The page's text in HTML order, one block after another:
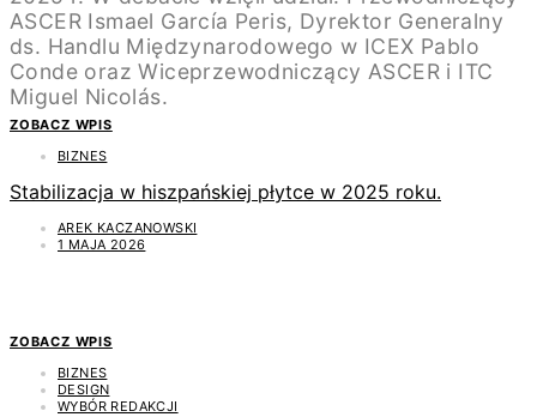
ZOBACZ WPIS
BIZNES
Stabilizacja w hiszpańskiej płytce w 2025 roku.
AREK KACZANOWSKI
1 MAJA 2026
ZOBACZ WPIS
BIZNES
DESIGN
WYBÓR REDAKCJI